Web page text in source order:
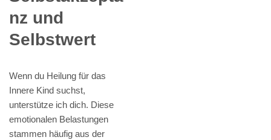
nz und
Selbstwert
Wenn du Heilung für das
Innere Kind suchst,
unterstütze ich dich. Diese
emotionalen Belastungen
stammen häufig aus der